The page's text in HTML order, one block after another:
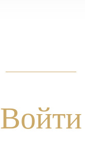
Войти